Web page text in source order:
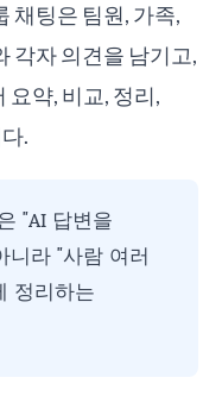
채팅은 팀원, 가족,
각자 의견을 남기고,
요약, 비교, 정리,
.
"AI 답변을
니라 "사람 여러
정리하는